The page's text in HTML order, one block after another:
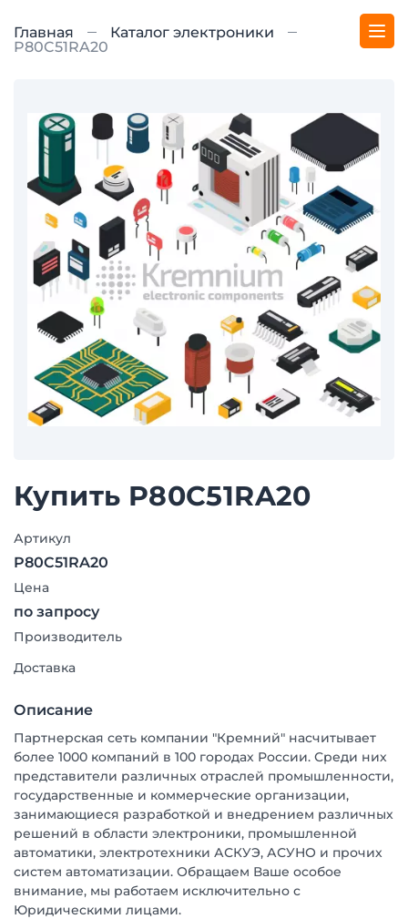
Главная
Каталог электроники
P80C51RA20
Купить P80C51RA20
Артикул
P80C51RA20
Цена
по запросу
Производитель
Доставка
Описание
Партнерская сеть компании "Кремний" насчитывает
более 1000 компаний в 100 городах России. Среди них
представители различных отраслей промышленности,
государственные и коммерческие организации,
занимающиеся разработкой и внедрением различных
решений в области электроники, промышленной
автоматики, электротехники АСКУЭ, АСУНО и прочих
систем автоматизации. Обращаем Ваше особое
внимание, мы работаем исключительно с
Юридическими лицами.